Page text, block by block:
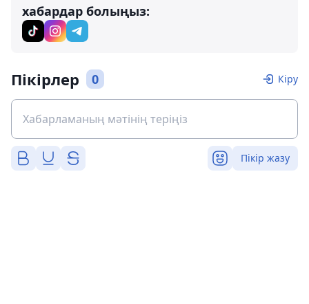
хабардар болыңыз:
Пікірлер 0 Кіру
Пікір жазу